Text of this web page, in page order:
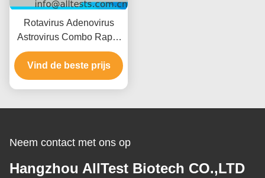
Rotavirus Adenovirus
Astrovirus Combo Rapid
Test met 15 minuten
leestijd CE-gecertificeerd
en hoge nauwkeurigheid
Vind de beste prijs
Neem contact met ons op
Hangzhou AllTest Biotech CO.,LTD